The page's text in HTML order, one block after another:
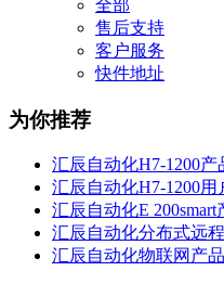
全部
售后支持
客户服务
快件地址
为你推荐
汇辰自动化H7-1200产
汇辰自动化H7-1200用
汇辰自动化E 200smart
汇辰自动化分布式远
汇辰自动化物联网产